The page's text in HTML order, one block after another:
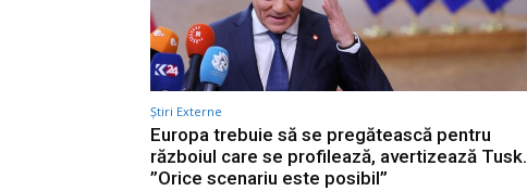
Știri Externe
Europa trebuie să se pregătească pentru
războiul care se profilează, avertizează Tusk.
”Orice scenariu este posibil”